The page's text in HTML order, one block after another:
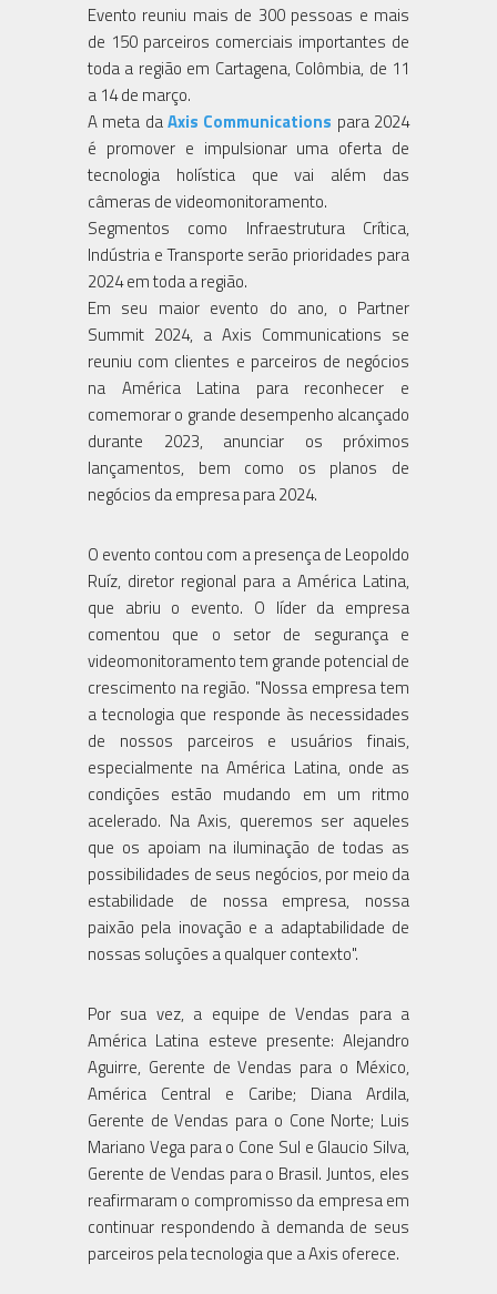
Evento reuniu mais de 300 pessoas e mais
de 150 parceiros comerciais importantes de
toda a região em Cartagena, Colômbia, de 11
a 14 de março.
A meta daAxis Communications para 2024
é promover e impulsionar uma oferta de
tecnologia holística que vai além das
câmeras de videomonitoramento.
Segmentos como Infraestrutura Crítica,
Indústria e Transporte serão prioridades para
2024 em toda a região.
Em seu maior evento do ano, o Partner
Summit 2024, a Axis Communications se
reuniu com clientes e parceiros de negócios
na América Latina para reconhecer e
comemorar o grande desempenho alcançado
durante 2023, anunciar os próximos
lançamentos, bem como os planos de
negócios da empresa para 2024.
O evento contou com a presença de Leopoldo
Ruíz, diretor regional para a América Latina,
que abriu o evento. O líder da empresa
comentou que o setor de segurança e
videomonitoramento tem grande potencial de
crescimento na região. "Nossa empresa tem
a tecnologia que responde às necessidades
de nossos parceiros e usuários finais,
especialmente na América Latina, onde as
condições estão mudando em um ritmo
acelerado. Na Axis, queremos ser aqueles
que os apoiam na iluminação de todas as
possibilidades de seus negócios, por meio da
estabilidade de nossa empresa, nossa
paixão pela inovação e a adaptabilidade de
nossas soluções a qualquer contexto".
Por sua vez, a equipe de Vendas para a
América Latina esteve presente: Alejandro
Aguirre, Gerente de Vendas para o México,
América Central e Caribe; Diana Ardila,
Gerente de Vendas para o Cone Norte; Luis
Mariano Vega para o Cone Sul e Glaucio Silva,
Gerente de Vendas para o Brasil. Juntos, eles
reafirmaram o compromisso da empresa em
continuar respondendo à demanda de seus
parceiros pela tecnologia que a Axis oferece.